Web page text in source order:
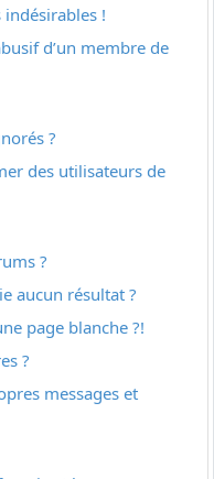
indésirables !
d’un membre de
?
des utilisateurs de
?
aucun résultat ?
page blanche ?!
?
messages et